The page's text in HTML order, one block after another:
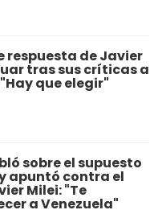
respuesta de Javier
tras sus críticas a
que elegir"
sobre el supuesto
apuntó contra el
Milei: "Te
a Venezuela"